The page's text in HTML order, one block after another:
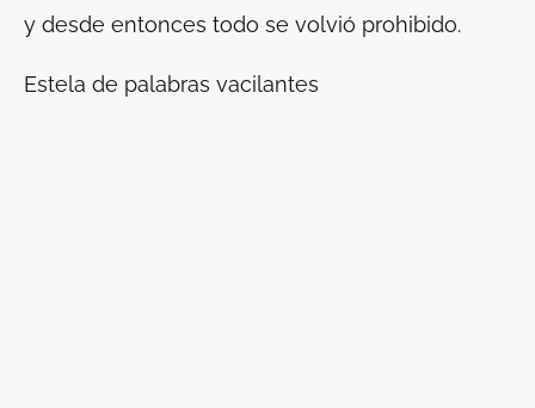
y desde entonces todo se volvió prohibido.
Estela de palabras vacilantes